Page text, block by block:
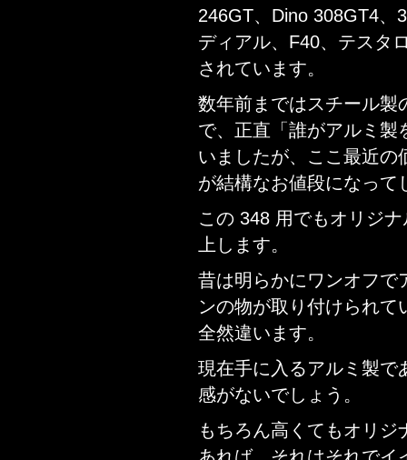
246GT、Dino 308GT4、
ディアル、F40、テスタ
されています。
数年前まではスチール製
で、正直「誰がアルミ製
いましたが、ここ最近の
が結構なお値段になって
この 348 用でもオリジ
上します。
昔は明らかにワンオフで
ンの物が取り付けられ
全然違います。
現在手に入るアルミ製で
感がないでしょう。
もちろん高くてもオリ